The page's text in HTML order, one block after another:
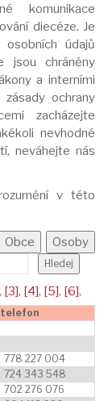
komunikace
diecéze. Je
údajů
jsou chráněny
a interními
ochrany
zacházejte
nevhodné
neváhejte nás
v této
, [3], [4], [5], [6],
telefon
778 227 004
724 343 548
702 276 076